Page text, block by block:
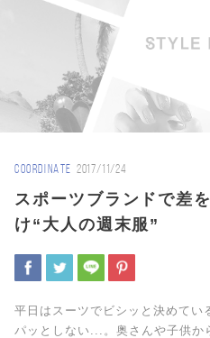
COORDINATE 2017/11/24
スポーツブランドで差
け“大人の週末服”
平日はスーツでビシッと決めてい
パッとしない...。奥さんや子供か